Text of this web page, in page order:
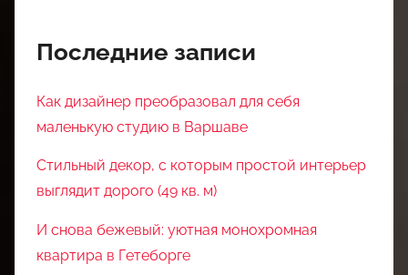
Последние записи
Как дизайнер преобразовал для себя
маленькую студию в Варшаве
Стильный декор, с которым простой интерьер
выглядит дорого (49 кв. м)
И снова бежевый: уютная монохромная
квартира в Гетеборге